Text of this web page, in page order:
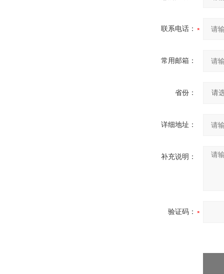
联系电话：
常用邮箱：
省份：
详细地址：
补充说明：
验证码：